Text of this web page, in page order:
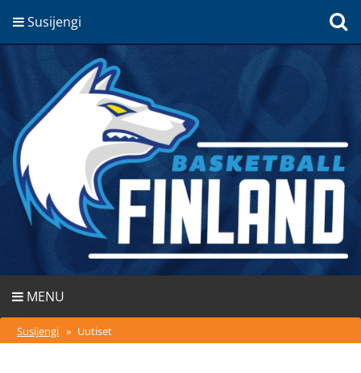
Susijengi
MENU
Susijengi » Uutiset